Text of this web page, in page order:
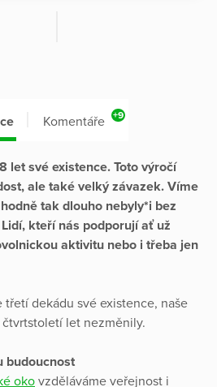
Komentáře +9
let své existence. Toto výročí
ale také velký závazek. Víme
tak dlouho nebyly*i bez
kteří nás podporují ať už
aktivitu nebo i třeba jen
třetí dekádu své existence, naše
let nezměnily.
budoucnost
okovzděláváme veřejnost i